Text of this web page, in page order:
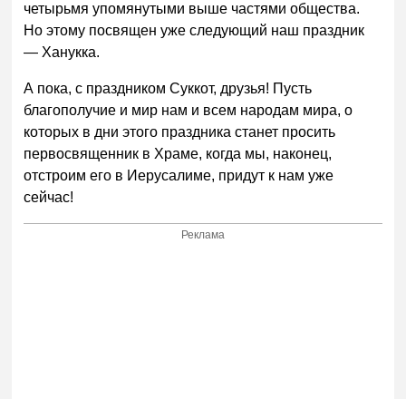
четырьмя упомянутыми выше частями общества.
Но этому посвящен уже следующий наш праздник
— Ханукка.
А пока, с праздником Суккот, друзья! Пусть
благополучие и мир нам и всем народам мира, о
которых в дни этого праздника станет просить
первосвященник в Храме, когда мы, наконец,
отстроим его в Иерусалиме, придут к нам уже
сейчас!
Реклама